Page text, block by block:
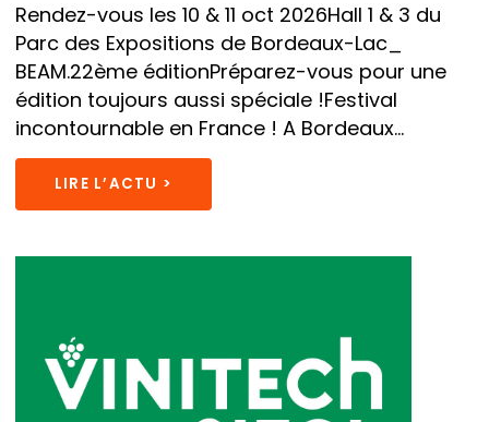
Rendez-vous les 10 & 11 oct 2026Hall 1 & 3 du
Parc des Expositions de Bordeaux-Lac_
BEAM.22ème éditionPréparez-vous pour une
édition toujours aussi spéciale !Festival
incontournable en France ! A Bordeaux...
LIRE L’ACTU >